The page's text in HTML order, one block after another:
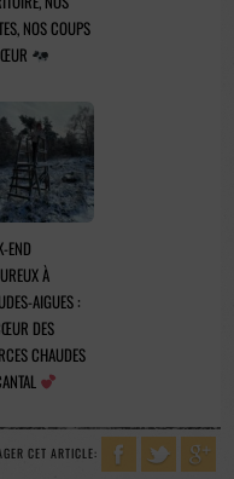
NOS COUPS
END
À
AIGUES :
DES
CHAUDES
CET ARTICLE: